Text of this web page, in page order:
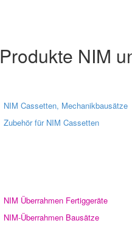
Produkte NIM
NIM Cassetten, Mechanikbausätze
Zubehör für NIM Cassetten
NIM Überrahmen Fertiggeräte
NIM-Überrahmen Bausätze